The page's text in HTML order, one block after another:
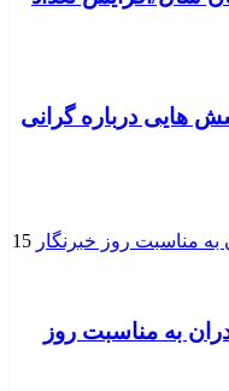
هایی درباره گرانی
15
به مناسبت روز